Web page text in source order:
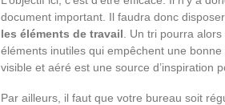
document important. Il faudra donc
les éléments de travail . Un tri pourra
éléments inutiles qui empêchent une
visible et aéré est une source d’inspiration
Par ailleurs, il faut que votre bureau soit